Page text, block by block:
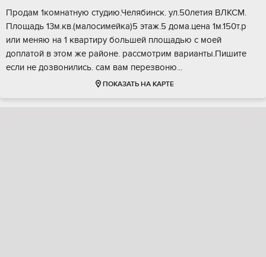
Продам 1комнатную студию.Челябинск. ул.50летия ВЛКСМ.
Площадь 13м.кв.(малосимейка)5 этаж.5 дома.цена 1м.150т.р
или меняю на 1 квартиру большей площадью с моей
доплатой в этом же районе. рассмотрим варианты.Пишите
если не дозвонились. сам вам перезвоню...
ПОКАЗАТЬ НА КАРТЕ